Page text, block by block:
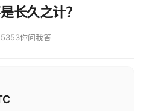
长久之计？
你问我答